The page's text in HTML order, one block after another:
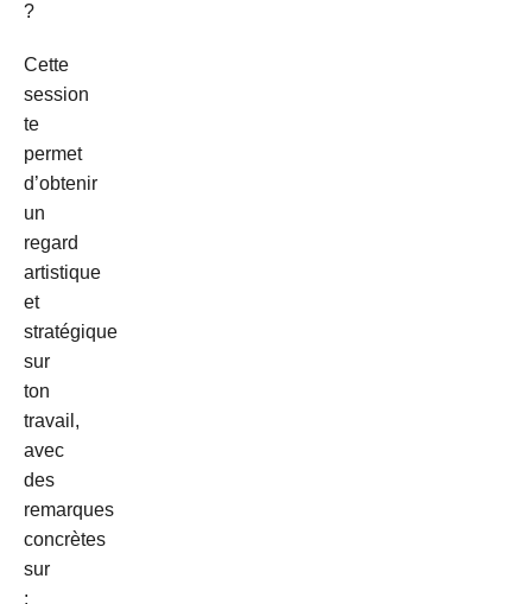
?
Cette
session
te
permet
d’obtenir
un
regard
artistique
et
stratégique
sur
ton
travail,
avec
des
remarques
concrètes
sur
: